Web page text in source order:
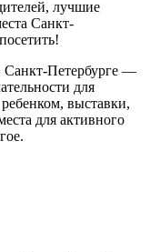
лучшие
Санкт-
Петербурге —
для
выставки,
для активного